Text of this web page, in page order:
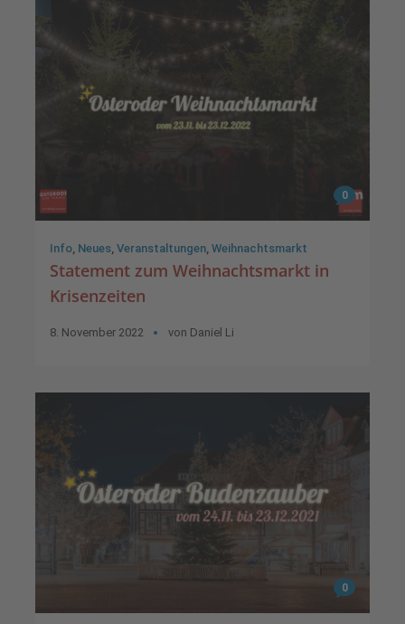
0
Info Neues Veranstaltungen Weihnachtsmarkt
Statement zum Weihnachtsmarkt in
Krisenzeiten
8. November 2022 von Daniel Li
0